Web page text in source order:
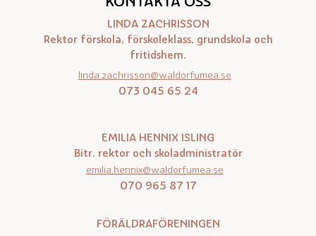
LINDA ZACHRISSON
Rektor förskola, förskoleklass, grundskola och
fritidshem.
linda.zachrisson@waldorfumea.se
073 045 65 24
EMILIA HENNIX ISLING
Bitr. rektor och skoladministratör
emilia.hennix@waldorfumea.se
070 965 87 17
FÖRÄLDRAFÖRENINGEN